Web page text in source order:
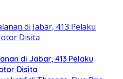
di Jabar, 413 Pelaku
Disita